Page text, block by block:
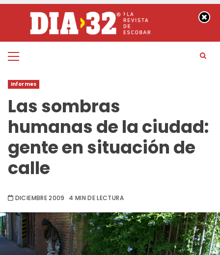
contenido
Menú
Informes
Las sombras
humanas de la ciudad:
gente en situación de
calle
DICIEMBRE 2009 4 MIN DE LECTURA